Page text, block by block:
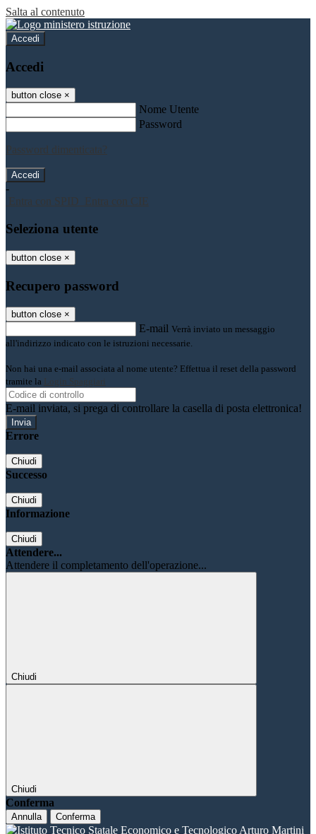
Salta al contenuto
Accedi
Accedi
button close ×
Nome Utente
Password
Password dimenticata?
-
Entra con SPID
Entra con CIE
Seleziona utente
button close ×
Recupero password
button close ×
E-mail Verrà inviato un messaggio
all'indirizzo indicato con le istruzioni necessarie.
Non hai una e-mail associata al nome utente? Effettua il reset della password
tramite la Login Spaggiari
E-mail inviata, si prega di controllare la casella di posta elettronica!
Errore
Chiudi
Successo
Chiudi
Informazione
Chiudi
Attendere...
Attendere il completamento dell'operazione...
Chiudi
Chiudi
Conferma
Annulla Conferma